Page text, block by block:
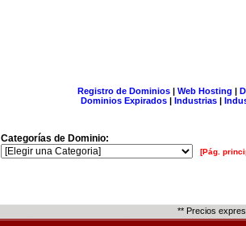
Registro de Dominios| Web Hosting |
Dominios Expirados | Industrias |
Categorías de Dominio:
[Pág.
** Precios